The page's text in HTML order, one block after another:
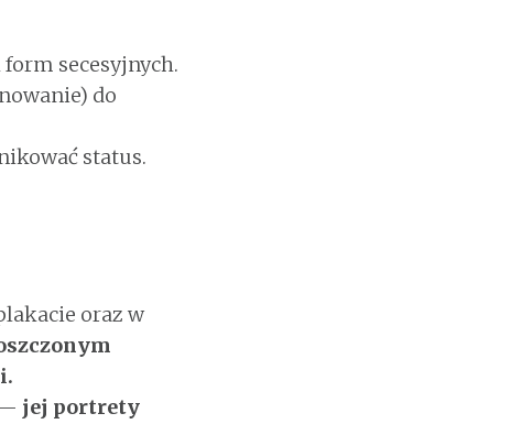
secesyjnych.
do
status.
oraz w
jej portrety